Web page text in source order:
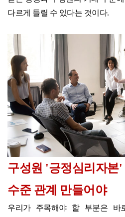
다르게 들릴 수 있다는 것이다.
구성원 '긍정심리자본'
수준 관계 만들어야
우리가 주목해야 할 부분은 바